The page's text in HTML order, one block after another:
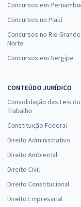
Concursos em
Concursos no Piauí
Concursos no Rio
Norte
Concursos em Sergipe
CONTEÚDO JURÍDICO
Consolidação das Leis do
Trabalho
Constituição Federal
Direito Administrativo
Direito Ambiental
Direito Civil
Direito Constitucional
Direito Empresarial